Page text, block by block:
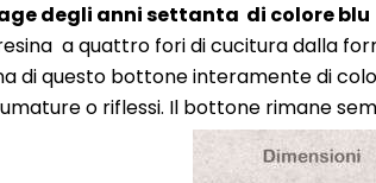
degli anni settanta di colore blu
a quattro fori di cucituradalla
di questo bottone interamente di
o riflessi. Il bottone rimane